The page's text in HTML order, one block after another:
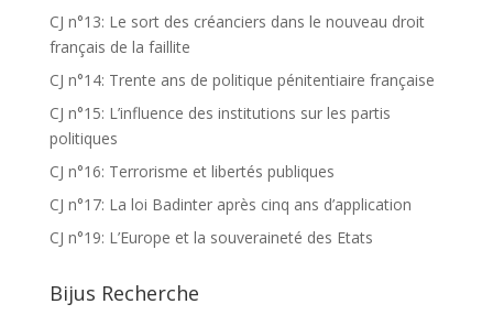
CJ n°13: Le sort des créanciers dans le nouveau droit
français de la faillite
CJ n°14: Trente ans de politique pénitentiaire française
CJ n°15: L’influence des institutions sur les partis
politiques
CJ n°16: Terrorisme et libertés publiques
CJ n°17: La loi Badinter après cinq ans d’application
CJ n°19: L’Europe et la souveraineté des Etats
Bijus Recherche